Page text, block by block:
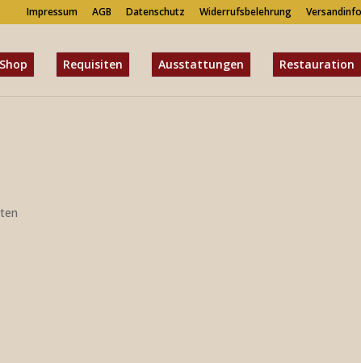
Impressum AGB Datenschutz Widerrufsbelehrung
Shop Requisiten Ausstattungen Restauration